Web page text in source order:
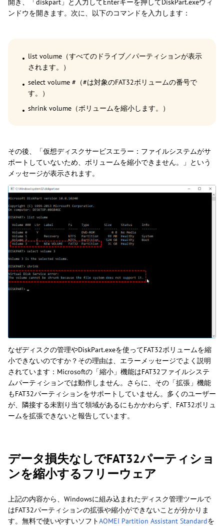
開き、「diskpart」と入力してEnterキーを押してDiskPart.exeウィ
ンドウを開きます。次に、以下のコマンドを入力します：
list volume（すべてのドライブ／パーティションが表示
されます。）
select volume #（#は対象のFAT32ボリュームの番号で
す。）
shrink volume（ボリュームを縮小します。）
その後、「仮想ディスクサービスエラー：ファイルシステムがサ
ポートしていないため、ボリュームを縮小できません。」という
メッセージが表示されます。
なぜディスクの管理やDiskPart.exeを使ってFAT32ボリュームを縮
小できないのですか？その理由は、エラーメッセージでよく説明
されています：Microsoftの「縮小」機能はFAT32ファイルシステ
ムパーティションでは動作しません。さらに、その「拡張」機能
もFAT32パーティションをサポートしていません。多くのユーザー
が、隣接する未割り当て領域があるにもかかわらず、FAT32ボリュ
ームを拡張できないと報告しています。
データ損失なしでFAT32パーティショ
ンを縮小するフリーウェア
上記の内容から、Windowsに組み込まれたディスク管理ツールで
はFAT32パーティションの拡張や縮小ができないことが分かりま
す。無料で使いやすいソフトAOMEI Partition Assistant Standardを